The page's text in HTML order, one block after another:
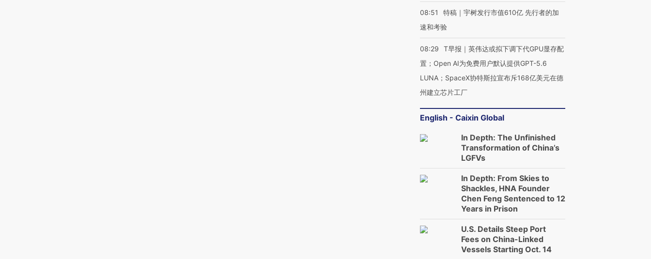
08:51
特稿｜宇树发行市值610亿 先行者的加
速和考验
08:29
T早报｜英伟达或拟下调下代GPU显存配
置；Open AI为免费用户默认提供GPT-5.6
LUNA；SpaceX协特斯拉宣布斥168亿美元在德
州建立芯片工厂
English - Caixin Global
In Depth: The Unfinished
Transformation of China’s
LGFVs
In Depth: From Skies to
Shackles, HNA Founder
Chen Feng Sentenced to 12
Years in Prison
U.S. Details Steep Port
Fees on China-Linked
Vessels Starting Oct. 14